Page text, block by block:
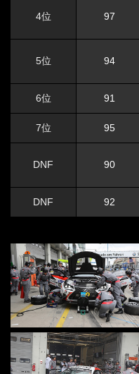
4位 97
5位 94
6位 91
7位 95
DNF 90
DNF 92